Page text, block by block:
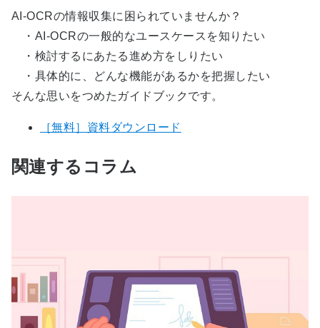
AI-OCRの情報収集に困られていませんか？
・AI-OCRの一般的なユースケースを知りたい
・検討するにあたる進め方をしりたい
・具体的に、どんな機能があるかを把握したい
そんな思いをつめたガイドブックです。
［無料］資料ダウンロード
関連するコラム